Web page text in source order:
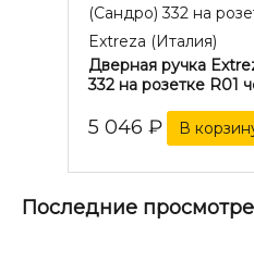
Extreza (Италия)
Дверная ручка
332 на розетке R01
5 046 ₽ В
Последние